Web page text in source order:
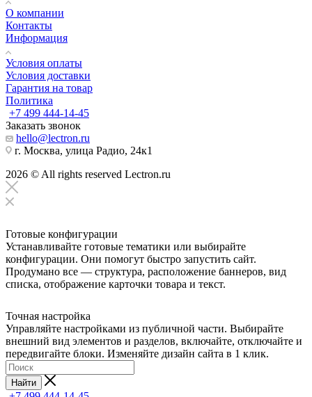
О компании
Контакты
Информация
Условия оплаты
Условия доставки
Гарантия на товар
Политика
+7 499 444-14-45
Заказать звонок
hello@lectron.ru
г. Москва, улица Радио, 24к1
2026 © All rights reserved Lectron.ru
Готовые конфигурации
Устанавливайте готовые тематики или выбирайте
конфигурации. Они помогут быстро запустить сайт.
Продумано все — структура, расположение баннеров, вид
списка, отображение карточки товара и текст.
Точная настройка
Управляйте настройками из публичной части. Выбирайте
внешний вид элементов и разделов, включайте, отключайте и
передвигайте блоки. Изменяйте дизайн сайта в 1 клик.
Найти